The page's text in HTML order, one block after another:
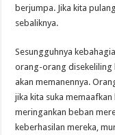
berjumpa. Jika kita
sebaliknya.
Sesungguhnya
orang-orang disekeliling
akan memanennya.
jika kita suka
meringankan beban
keberhasilan mereka,